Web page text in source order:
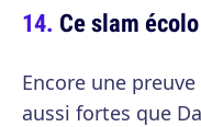
Ce slam
Encore une
aussi fortes que